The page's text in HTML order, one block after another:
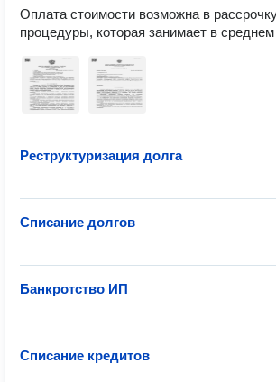
Оплата стоимости возможна в
процедуры, которая занимает в
Реструктуризация долга
Списание долгов
Банкротство ИП
Списание кредитов